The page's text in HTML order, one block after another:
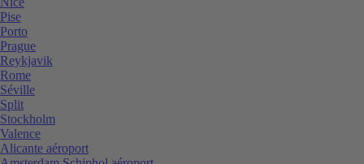
Pise
Porto
Prague
Reykjavik
Rome
Séville
Split
Stockholm
Valence
Alicante aéroport